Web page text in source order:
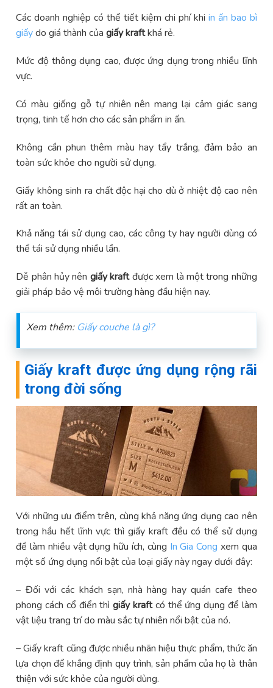
Các doanh nghiệp có thể tiết kiệm chi phí khi in ấn bao bì
giấydo giá thành củagiấy kraftkhá rẻ.
Mức độ thông dụng cao, được ứng dụng trong nhiều lĩnh
vực.
Có màu giống gỗ tự nhiên nên mang lại cảm giác sang
trọng, tinh tế hơn cho các sản phẩm in ấn.
Không cần phun thêm màu hay tẩy trắng, đảm bảo an
toàn sức khỏe cho người sử dụng.
Giấy không sinh ra chất độc hại cho dù ở nhiệt độ cao nên
rất an toàn.
Khả năng tái sử dụng cao, các công ty hay người dùng có
thể tái sử dụng nhiều lần.
Dễ phân hủy nên giấy kraftđược xem là một trong những
giải pháp bảo vệ môi trường hàng đầu hiện nay.
Xem thêm: Giấy couche là gì?
Giấy kraft được ứng dụng rộng rãi
trong đời sống
Với những ưu điểm trên, cùng khả năng ứng dụng cao nên
trong hầu hết lĩnh vực thì giấy kraft đều có thể sử dụng
để làm nhiều vật dụng hữu ích, cùng In Gia Cong xem qua
một số ứng dụng nổi bật của loại giấy này ngay dưới đây:
– Đối với các khách sạn, nhà hàng hay quán cafe theo
phong cách cổ điển thìgiấy kraftcó thể ứng dụng để làm
vật liệu trang trí do màu sắc tự nhiên nổi bật của nó.
– Giấy kraft cũng được nhiều nhãn hiệu thực phẩm, thức ăn
lựa chọn để khẳng định quy trình, sản phẩm của họ là thân
thiện với sức khỏe của người dùng.